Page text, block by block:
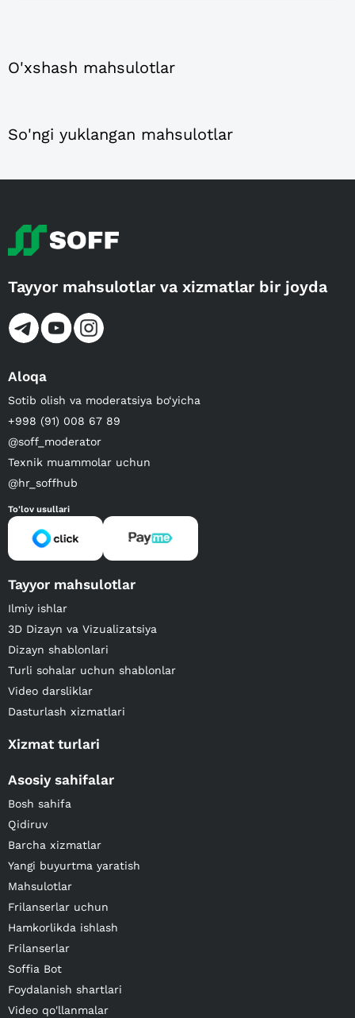
O'xshash mahsulotlar
So'ngi yuklangan mahsulotlar
Tayyor mahsulotlar va xizmatlar bir joyda
Aloqa
Sotib olish va moderatsiya bo‘yicha
+998 (91) 008 67 89
@soff_moderator
Texnik muammolar uchun
@hr_soffhub
To'lov usullari
Tayyor mahsulotlar
Ilmiy ishlar
3D Dizayn va Vizualizatsiya
Dizayn shablonlari
Turli sohalar uchun shablonlar
Video darsliklar
Dasturlash xizmatlari
Xizmat turlari
Asosiy sahifalar
Bosh sahifa
Qidiruv
Barcha xizmatlar
Yangi buyurtma yaratish
Mahsulotlar
Frilanserlar uchun
Hamkorlikda ishlash
Frilanserlar
Soffia Bot
Foydalanish shartlari
Video qo'llanmalar